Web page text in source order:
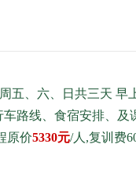
周五、六、日共三天
车路线、食宿安排、
原价5330元/人,复训费